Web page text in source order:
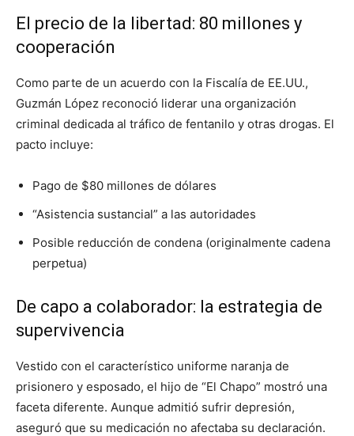
El precio de la libertad: 80 millones y
cooperación
Como parte de un acuerdo con la Fiscalía de EE.UU.,
Guzmán López reconoció liderar una organización
criminal dedicada al tráfico de fentanilo y otras drogas. El
pacto incluye:
Pago de $80 millones de dólares
“Asistencia sustancial” a las autoridades
Posible reducción de condena (originalmente cadena
perpetua)
De capo a colaborador: la estrategia de
supervivencia
Vestido con el característico uniforme naranja de
prisionero y esposado, el hijo de “El Chapo” mostró una
faceta diferente. Aunque admitió sufrir depresión,
aseguró que su medicación no afectaba su declaración.